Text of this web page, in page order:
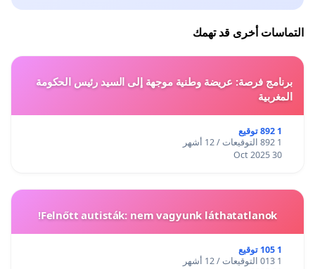
التماسات أخرى قد تهمك
برنامج فرصة: عريضة وطنية موجهة إلى السيد رئيس الحكومة
المغربية
1 892 توقيع
1 892 التوقيعات / 12 أشهر
30 Oct 2025
Felnőtt autisták: nem vagyunk láthatatlanok!
1 105 توقيع
1 013 التوقيعات / 12 أشهر